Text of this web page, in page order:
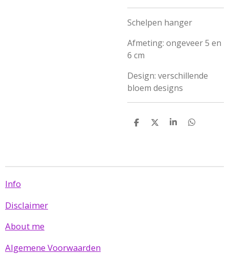
Schelpen hanger
Afmeting: ongeveer 5 en
6 cm
Design: verschillende
bloem designs
D
D
S
D
Info
Disclaimer
About me
Algemene Voorwaarden